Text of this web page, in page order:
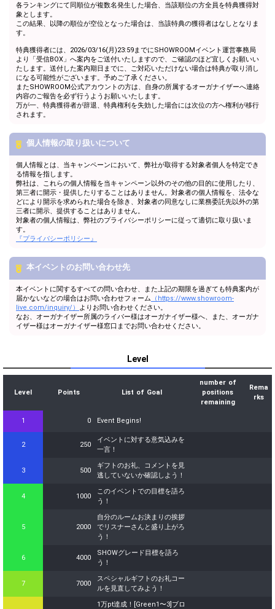
各ランキングにて同順位が複数名発生した場合、当該順位の方全員を特典獲得対
象とします。
この結果、以降の順位が空位となった場合は、当該特典の獲得者はなしとなりま
す。
特典獲得者には、2026/03/16(月)23:59までにSHOWROOMイベント運営事務局
より「受信BOX」へ案内をご送付いたしますので、ご確認のほど宜しくお願いい
たします。送付した案内期日までに、ご対応いただけない場合は特典が取り消し
になる可能性がございます。予めご了承ください。
またSHOWROOM公式アカウントの方は、自身の所属するオーガナイザーへ連絡
内容のご報告を必ず行うようお願いいたします。
万が一、特典獲得者が辞退、特典権利を失効した場合には次位の方へ権利が移行
されます。
個人情報の取り扱いについて
個人情報とは、当キャンペーンにおいて、弊社が取得する対象者個人を特定でき
る情報を指します。
弊社は、これらの個人情報を当キャンペーン以外のその他の目的に使用したり、
第三者に開示・提供したりすることはありません。対象者の個人情報を、法令な
どにより開示を求められた場合を除き、対象者の同意なしに業務委託先以外の第
三者に開示、提供することはありません。
対象者の個人情報は、弊社のプライバシーポリシーに従って適切に取り扱いま
す。
『プライバシーポリシー』
本イベントのお問い合わせ先
本イベントに関するすべての問い合わせ、また上記の期限を過ぎても特典案内が
届かないなどの場合はお問い合わせフォーム （https://www.showroom-
live.com/inquiry/） よりお問い合わせください。
なお、オーガナイザー所属のライバー様はオーガナイザー様へ、また、オーガナ
イザー様はオーガナイザー様窓口までお問い合わせください。
Level
Level Points List of Goal
number of
positions
remaining
Rema
rks
1 0 Event Begins!
2 250
イベントに対する意気込みを
一言！
3 500
ギフトのお礼、コメントを見
逃していないか確認しよう！
4 1000
このイベントでの目標を語ろ
う！
5 2000
自分のルームお決まりの挨拶
でリスナーさんと盛り上がろ
う！
6 4000
SHOWグレード目標を語ろ
う！
7 7000
スペシャルギフトのお礼コー
ルを見直してみよう！
1万pt達成！[Green1〜3]ブロ